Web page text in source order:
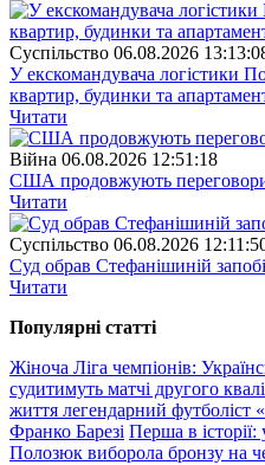
Суспiльство 06.08.2026
У екскомандувача логістики
квартир, будинки та
Читати
Війна 06.08.2026 12:51:18
США продовжують
Читати
Суспiльство 06.08.2026
Суд обрав Стефанішиній
Читати
Популярнi статтi
Жіноча Ліга чемпіонів:
судитимуть матчі другого
життя легендарний футболіст
Франко Барезі Перша в історії:
Полозюк виборола бронзу на